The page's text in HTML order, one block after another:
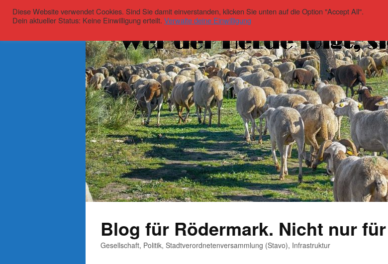
Blog für Rödermark. Nicht nur
Gesellschaft, Politik, Stadtverordnetenversammlung (Stavo), Infrastruktur
Diese Website verwendet Cookies. Sind Sie damit einverstanden, klicken Sie unten auf die Option "Accept All".
Dein aktueller Status: Keine Einwilligung erteilt. Verwalte deine Einwilligung